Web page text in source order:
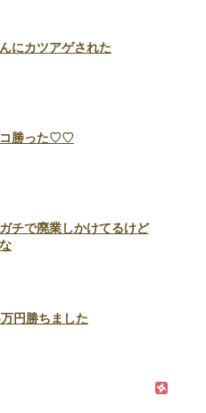
にカツアゲされた
勝った♡♡
チで廃業しかけてるけど
円勝ちました